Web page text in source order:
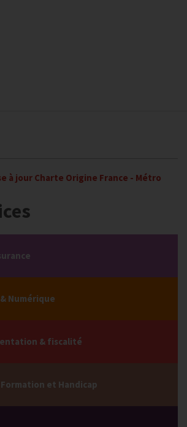
à jour Charte Origine France - Métro
Numérique
& fiscalité
et Handicap